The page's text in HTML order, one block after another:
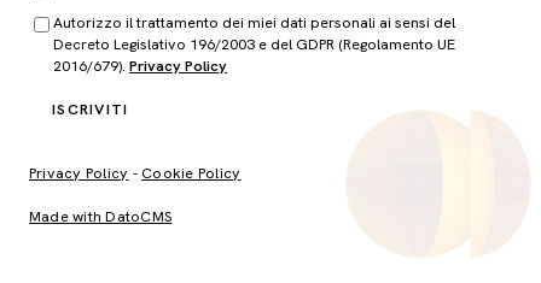
Autorizzo il trattamento dei miei dati personali ai sensi del
Decreto Legislativo 196/2003 e del GDPR (Regolamento UE
2016/679). Privacy Policy
ISCRIVITI
Privacy Policy - Cookie Policy
Made with DatoCMS